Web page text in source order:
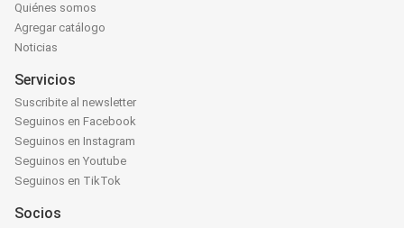
Quiénes somos
Agregar catálogo
Noticias
Servicios
Suscribite al newsletter
Seguinos en Facebook
Seguinos en Instagram
Seguinos en Youtube
Seguinos en TikTok
Socios